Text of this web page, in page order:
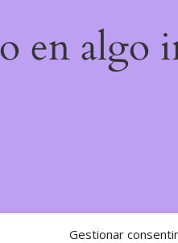
Gestionar
en algo